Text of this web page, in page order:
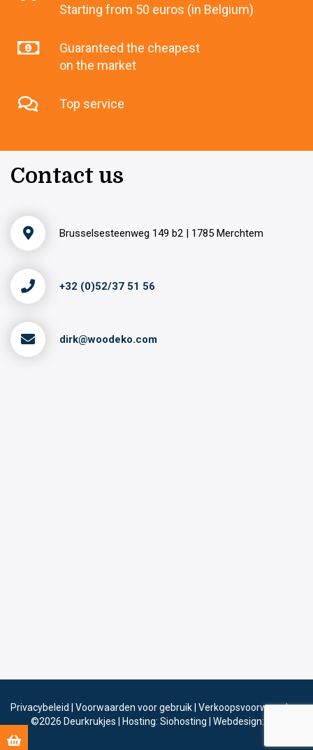
Starting from 50 euros (in Belgium)
Guaranteed the cheapest
on the market
Top service
Contact us
Brusselsesteenweg 149 b2 | 1785 Merchtem
+32 (0)52/37 51 56
dirk@woodeko.com
Privacybeleid Voorwaarden voor gebruik Verkoopsvoorwaarden
©2026 Deurkrukjes Hosting: Siohosting Webdesign: Sinergio